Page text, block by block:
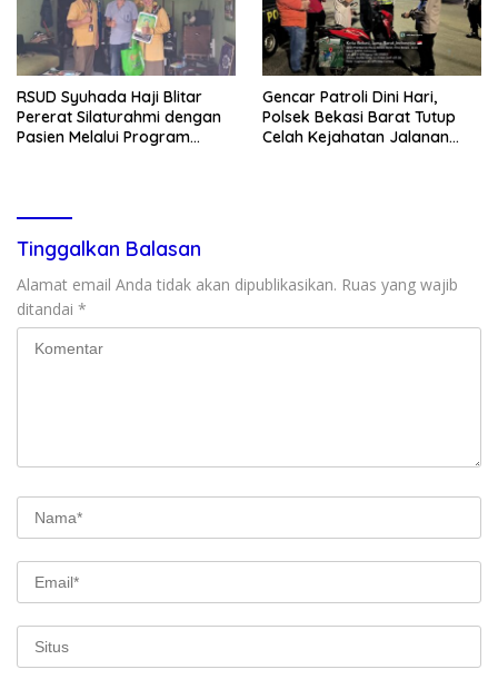
RSUD Syuhada Haji Blitar
Pererat Silaturahmi dengan
Pasien Melalui Program
Gencar Patroli Dini Hari,
Polsek Bekasi Barat Tutup
Celah Kejahatan Jalanan
Tinggalkan Balasan
Alamat email Anda tidak akan dipublikasikan. Ruas yang wajib
ditandai *